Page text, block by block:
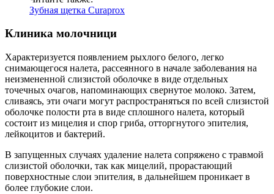
Зубная щетка Curaprox
Клиника молочници
Характеризуется появлением рыхлого белого, легко
снимающегося налета, рассеянного в начале заболевания на
неизмененной слизистой оболочке в виде отдельных
точечных очагов, напоминающих свернутое молоко. Затем,
сливаясь, эти очаги могут распространяться по всей слизистой
оболочке полости рта в виде сплошного налета, который
состоит из мицелия и спор гриба, отторгнутого эпителия,
лейкоцитов и бактерий.
В запущенных случаях удаление налета сопряжено с травмой
слизистой оболочки, так как мицелий, прорастающий
поверхностные слои эпителия, в дальнейшем проникает в
более глубокие слои.